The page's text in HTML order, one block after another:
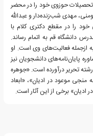
۱۳۴۰ش، اصفهان)، تحصیلات حوزوی خود را در محضر
مهدی شب‌زنده‌دار و عبدالله
را در مقطع دکتری کلام با
دانشگاه قم به اتمام رساند.
ازجمله فعالیت‌های وی است. او
پایان‌نامه‌های دانشجویان نیز
تحریر درآورده است. «جوهره
موعود در ادیان»، «ابعاد
ادیان» برخی از این آثار است.